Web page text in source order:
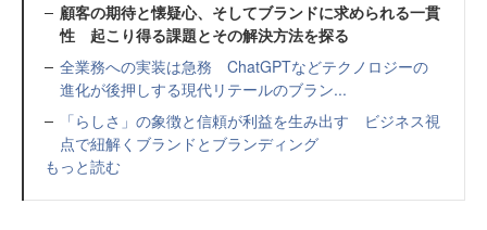
顧客の期待と懐疑心、そしてブランドに求められる一貫
性 起こり得る課題とその解決方法を探る
全業務への実装は急務 ChatGPTなどテクノロジーの
進化が後押しする現代リテールのブラン...
「らしさ」の象徴と信頼が利益を生み出す ビジネス視
点で紐解くブランドとブランディング
もっと読む